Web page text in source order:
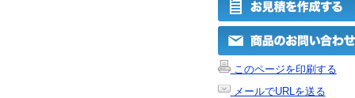
このページを印刷する
メールでURLを送る